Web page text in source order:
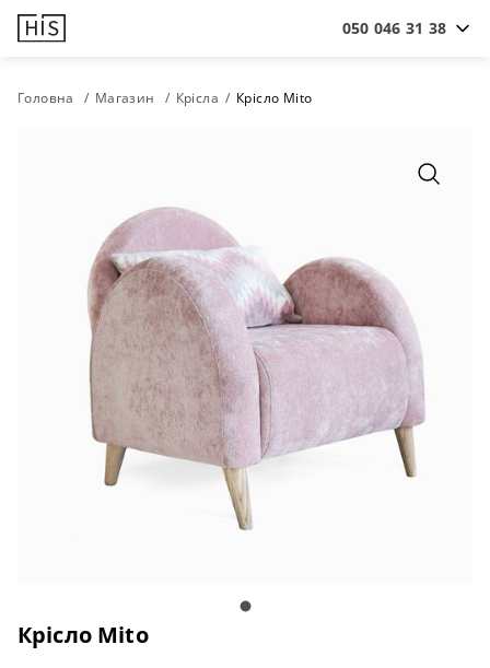
050 046 31 38
Головна Магазин Крісла Крісло Mito
Крісло Mito